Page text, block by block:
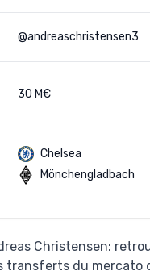
@andreaschristensen3
30 M€
Chelsea
Mönchengladbach
Christensen:
transferts du mercato